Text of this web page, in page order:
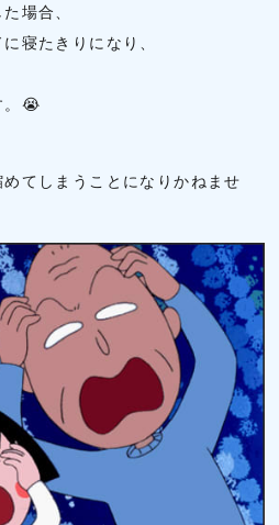
場合、
寝たきりになり、
。😭
てしまうことになりかねませ